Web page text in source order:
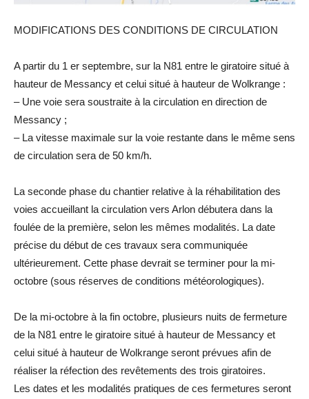
MODIFICATIONS DES CONDITIONS DE CIRCULATION
A partir du 1 er septembre, sur la N81 entre le giratoire situé à
hauteur de Messancy et celui situé à hauteur de Wolkrange :
– Une voie sera soustraite à la circulation en direction de
Messancy ;
– La vitesse maximale sur la voie restante dans le même sens
de circulation sera de 50 km/h.
La seconde phase du chantier relative à la réhabilitation des
voies accueillant la circulation vers Arlon débutera dans la
foulée de la première, selon les mêmes modalités. La date
précise du début de ces travaux sera communiquée
ultérieurement. Cette phase devrait se terminer pour la mi-
octobre (sous réserves de conditions météorologiques).
De la mi-octobre à la fin octobre, plusieurs nuits de fermeture
de la N81 entre le giratoire situé à hauteur de Messancy et
celui situé à hauteur de Wolkrange seront prévues afin de
réaliser la réfection des revêtements des trois giratoires.
Les dates et les modalités pratiques de ces fermetures seront